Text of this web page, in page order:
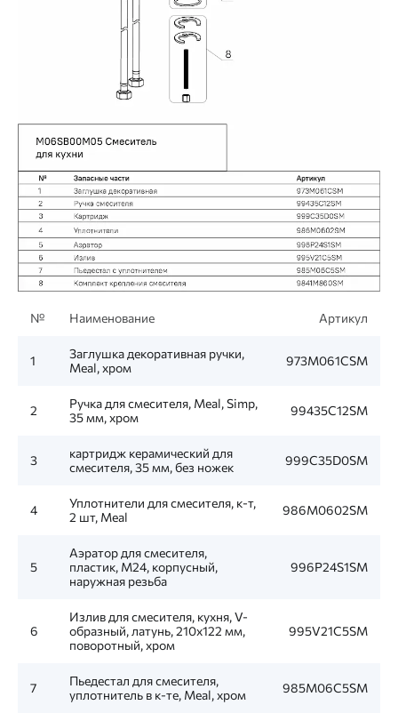
№ Наименование Артикул
1
Заглушка декоративная ручки,
Meal, хром
973M061CSM
2
Ручка для смесителя, Meal, Simp,
35 мм, хром
99435C12SM
3
картридж керамический для
смесителя, 35 мм, без ножек
999C35D0SM
4
Уплотнители для смесителя, к-т,
2 шт, Meal
986M0602SM
5
Аэратор для смесителя,
пластик, M24, корпусный,
наружная резьба
996P24S1SM
6
Излив для смесителя, кухня, V-
образный, латунь, 210х122 мм,
поворотный, хром
995V21C5SM
7
Пьедестал для смесителя,
уплотнитель в к-те, Meal, хром
985M06C5SM